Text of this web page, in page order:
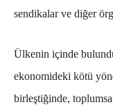
sendikalar ve diğer
Ülkenin içinde
ekonomideki kötü
birleştiğinde,